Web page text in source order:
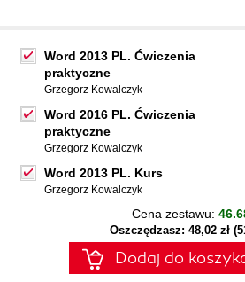
Word 2013 PL. Ćwiczenia
praktyczne
Grzegorz Kowalczyk
Word 2016 PL. Ćwiczenia
praktyczne
Grzegorz Kowalczyk
Word 2013 PL. Kurs
Grzegorz Kowalczyk
Cena zestawu:
Oszczędzasz: 48,02 zł
Dodaj do